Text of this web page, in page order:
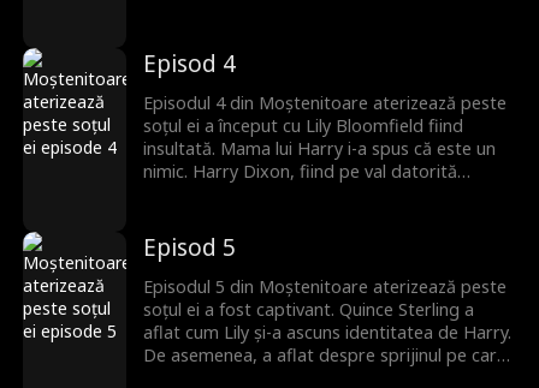
ani, și-a ținut identitatea ascunsă și l-a sprijinit
financiar pe Harry. Însă Lily a avut parte de o
trezire dureroasă. Îi va frânge Harry inima lui
Lily?
Episod 4
Episodul 4 din Moștenitoare aterizează peste
soțul ei a început cu Lily Bloomfield fiind
insultată. Mama lui Harry i-a spus că este un
nimic. Harry Dixon, fiind pe val datorită
succesul. Oare va realiza Lily că a avut o relație
cu un profitor? Urmează episoade
interesante. Vizionați acum!
Episod 5
Episodul 5 din Moștenitoare aterizează peste
soțul ei a fost captivant. Quince Sterling a
aflat cum Lily și-a ascuns identitatea de Harry.
De asemenea, a aflat despre sprijinul pe care